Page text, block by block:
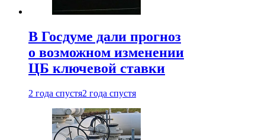
В Госдуме дали прогноз
о возможном изменении
ЦБ ключевой ставки
2 года спустя2 года спустя